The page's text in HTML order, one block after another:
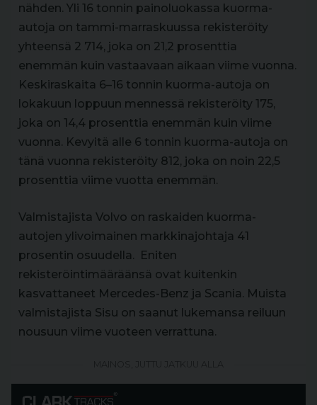
nähden. Yli 16 tonnin painoluokassa kuorma-
autoja on tammi-marraskuussa rekisteröity
yhteensä 2 714, joka on 21,2 prosenttia
enemmän kuin vastaavaan aikaan viime vuonna.
Keskiraskaita 6–16 tonnin kuorma-autoja on
lokakuun loppuun mennessä rekisteröity 175,
joka on 14,4 prosenttia enemmän kuin viime
vuonna. Kevyitä alle 6 tonnin kuorma-autoja on
tänä vuonna rekisteröity 812, joka on noin 22,5
prosenttia viime vuotta enemmän.
Valmistajista Volvo on raskaiden kuorma-
autojen ylivoimainen markkinajohtaja 41
prosentin osuudella. Eniten
rekisteröintimääräänsä ovat kuitenkin
kasvattaneet Mercedes-Benz ja Scania. Muista
valmistajista Sisu on saanut lukemansa reiluun
nousuun viime vuoteen verrattuna.